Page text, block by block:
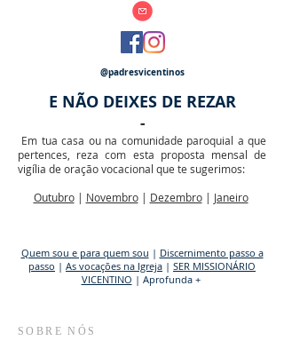
@padresvicentinos
E NÃO DEIXES DE REZAR
-
Em tua casa ou na comunidade paroquial a que
pertences, reza com esta proposta mensal de
vigília de oração vocacional que te sugerimos:
Outubro| Novembro| Dezembro| Janeiro
Quem sou e para quem sou | Discernimento passo a
passo | As vocações na Igreja | SER MISSIONÁRIO
VICENTINO | Aprofunda +
SOBRE NÓS